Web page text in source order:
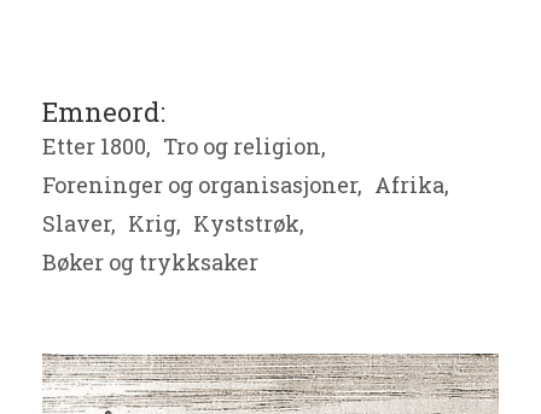
Emneord:
Etter 1800, Tro og religion,
Foreninger og organisasjoner, Afrika,
Slaver, Krig, Kyststrøk,
Bøker og trykksaker